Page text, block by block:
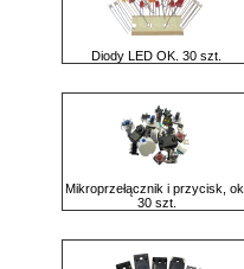
Diody LED OK. 30 szt.
Mikroprzełącznik i przycisk, ok.
30 szt.